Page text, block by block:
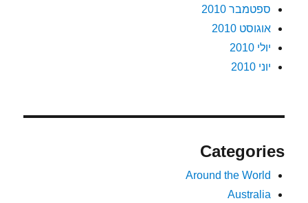
ספטמבר 2010
אוגוסט 2010
יולי 2010
יוני 2010
Categories
Around the World
Australia